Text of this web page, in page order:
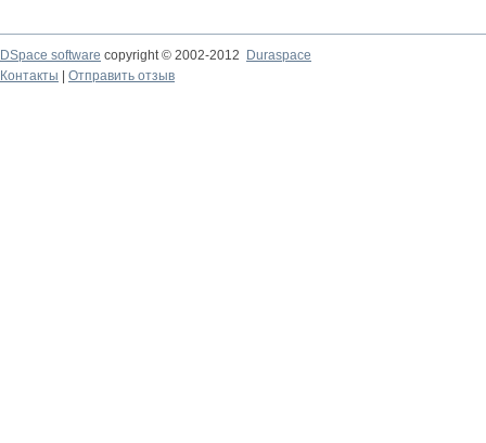
DSpace software copyright © 2002-2012
Duraspace
Контакты
Отправить отзыв